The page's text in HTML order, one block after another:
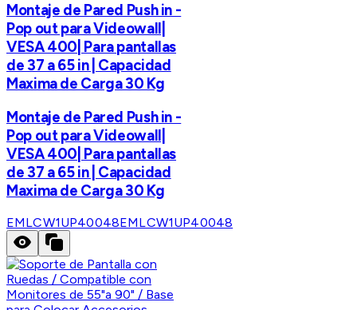
Montaje de Pared Push in -
Pop out para Videowall|
VESA 400| Para pantallas
de 37 a 65 in | Capacidad
Maxima de Carga 30 Kg
Montaje de Pared Push in -
Pop out para Videowall|
VESA 400| Para pantallas
de 37 a 65 in | Capacidad
Maxima de Carga 30 Kg
EMLCW1UP40048EMLCW1UP40048